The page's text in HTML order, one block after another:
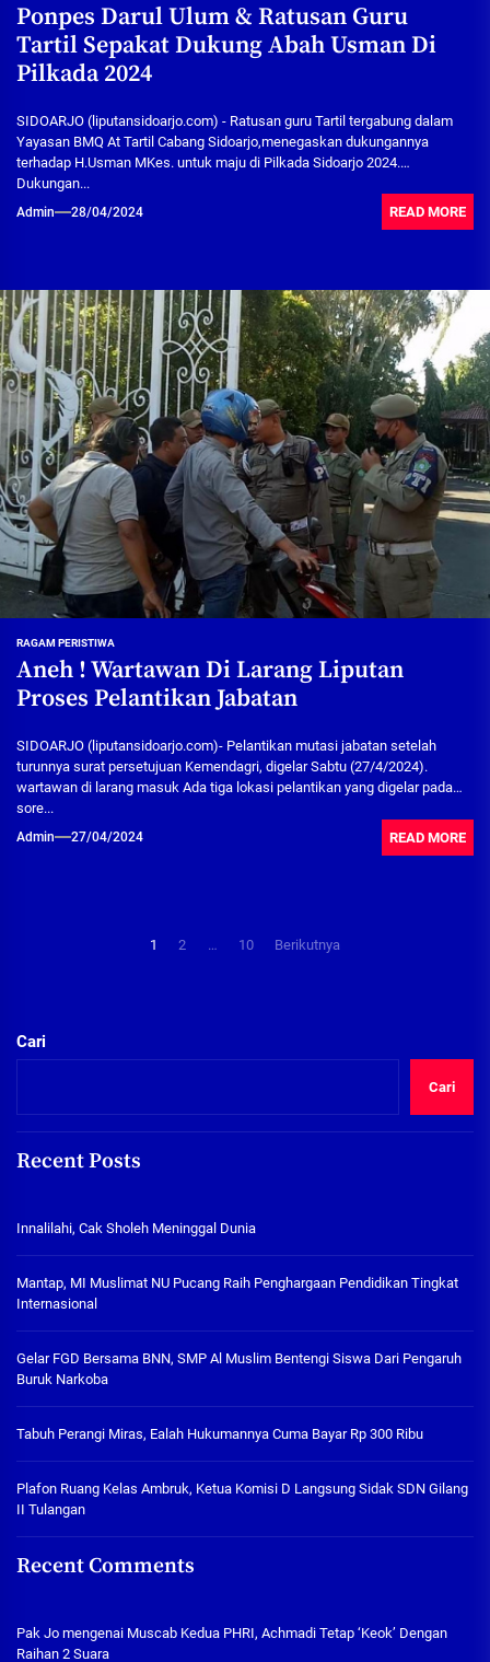
Ponpes Darul Ulum & Ratusan Guru
Tartil Sepakat Dukung Abah Usman Di
Pilkada 2024
SIDOARJO (liputansidoarjo.com) - Ratusan guru Tartil tergabung dalam
Yayasan BMQ At Tartil Cabang Sidoarjo,menegaskan dukungannya
terhadap H.Usman MKes. untuk maju di Pilkada Sidoarjo 2024.
Dukungan...
Admin 28/04/2024 READ MORE
RAGAM PERISTIWA
Aneh ! Wartawan Di Larang Liputan
Proses Pelantikan Jabatan
SIDOARJO (liputansidoarjo.com)- Pelantikan mutasi jabatan setelah
turunnya surat persetujuan Kemendagri, digelar Sabtu (27/4/2024).
wartawan di larang masuk Ada tiga lokasi pelantikan yang digelar pada
sore...
Admin 27/04/2024 READ MORE
1 2 … 10 Berikutnya
Cari
Cari
Recent Posts
Innalilahi, Cak Sholeh Meninggal Dunia
Mantap, MI Muslimat NU Pucang Raih Penghargaan Pendidikan Tingkat
Internasional
Gelar FGD Bersama BNN, SMP Al Muslim Bentengi Siswa Dari Pengaruh
Buruk Narkoba
Tabuh Perangi Miras, Ealah Hukumannya Cuma Bayar Rp 300 Ribu
Plafon Ruang Kelas Ambruk, Ketua Komisi D Langsung Sidak SDN Gilang
II Tulangan
Recent Comments
Pak Jo mengenai Muscab Kedua PHRI, Achmadi Tetap ‘Keok’ Dengan
Raihan 2 Suara